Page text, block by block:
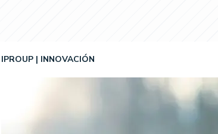
IPROUP INNOVACIÓN